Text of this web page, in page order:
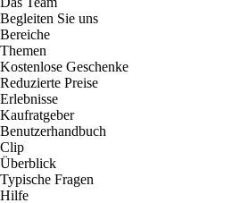
Begleiten Sie uns
Bereiche
Themen
Kostenlose Geschenke
Reduzierte Preise
Erlebnisse
Kaufratgeber
Benutzerhandbuch
Clip
Überblick
Typische Fragen
Hilfe